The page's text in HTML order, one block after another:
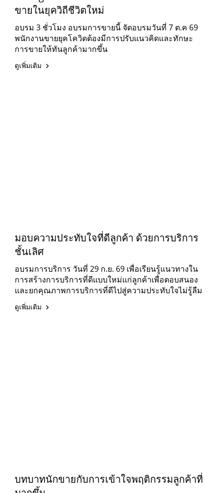
ขายในยุควิถีชีวิตใหม่
อบรม 3 ชั่วโมง อบรมการขายนี้ จัดอบรมวันที่ 7 ต.ค 69
พนักงานขายยุคโควิดต้องมีการปรับแนวคิดและทักษะ
การขายให้ทันลูกค้ามากขึ้น
ดูเพิ่มเติม
มอบความประทับใจที่ดีลูกค้า ด้วยการบริการ
ชั้นเลิศ
อบรมการบริการ วันที่ 29 ก.ย. 69 เพื่อเรียนรู้แนวทางใน
การสร้างการบริการที่ดีแบบใหม่แก่ลูกค้าเพื่อตอบสนอง
และยกคุณภาพการบริการที่ดีไปสู่ความประทับใจไม่รู้ลืม
ดูเพิ่มเติม
บทบาทนักขายกับการเข้าใจพฤติกรรมลูกค้าที่